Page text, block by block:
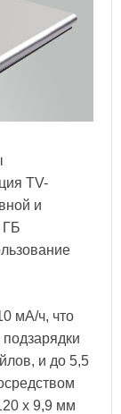
TV-
и
ГБ
мА/ч, что
и до 5,5
х 9,9 мм